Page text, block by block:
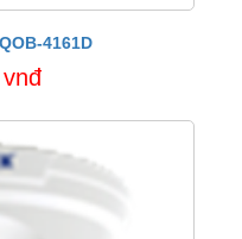
4161D